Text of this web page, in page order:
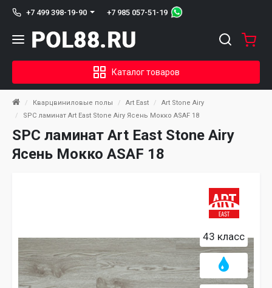
+7 499 398-19-90 +7 985 057-51-19
Каталог товаров
Кварцвиниловые полы Art East
Art Stone Airy
SPC ламинат Art East Stone Airy Ясень Мокко ASAF 18
SPC ламинат Art East Stone Airy
Ясень Мокко ASAF 18
43 класс